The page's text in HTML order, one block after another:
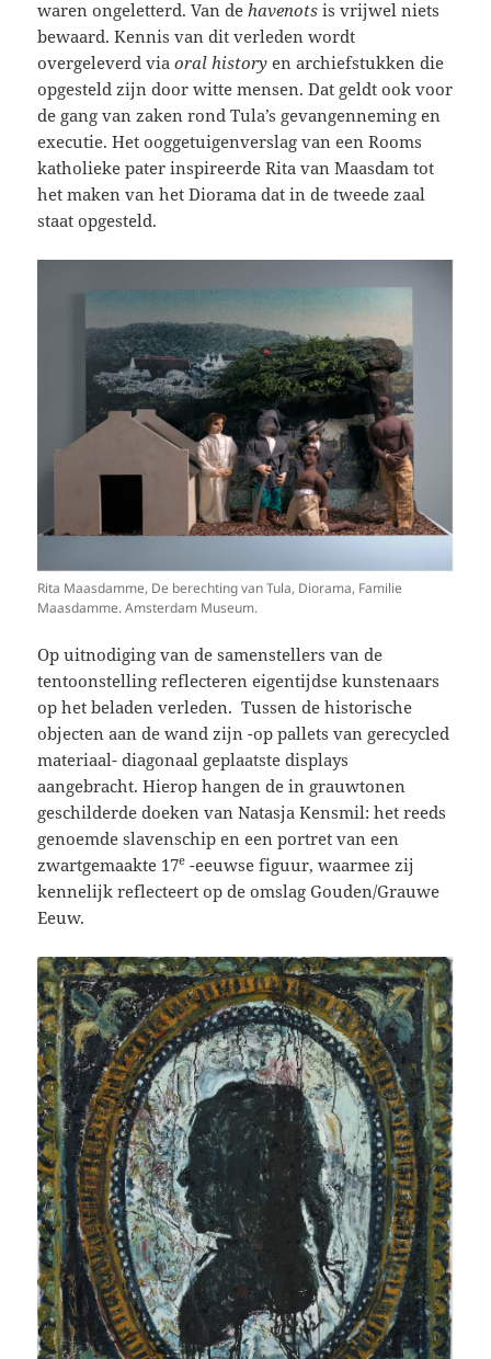
waren ongeletterd. Van de havenots is vrijwel niets
bewaard. Kennis van dit verleden wordt
overgeleverd viaoral history en archiefstukken die
opgesteld zijn door witte mensen. Dat geldt ook voor
de gang van zaken rond Tula’s gevangenneming en
executie. Het ooggetuigenverslag van een Rooms
katholieke pater inspireerde Rita van Maasdam tot
het maken van het Diorama dat in de tweede zaal
staat opgesteld.
Rita Maasdamme, De berechting van Tula, Diorama, Familie
Maasdamme. Amsterdam Museum.
Op uitnodiging van de samenstellers van de
tentoonstelling reflecteren eigentijdse kunstenaars
op het beladen verleden. Tussen de historische
objecten aan de wand zijn -op pallets van gerecycled
materiaal- diagonaal geplaatste displays
aangebracht. Hierop hangen de in grauwtonen
geschilderde doeken van Natasja Kensmil: het reeds
genoemde slavenschip en een portret van een
zwartgemaakte 17e -eeuwse figuur, waarmee zij
kennelijk reflecteert op de omslag Gouden/Grauwe
Eeuw.